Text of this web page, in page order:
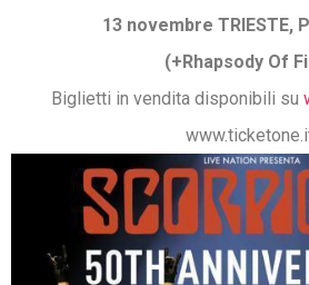
13 novembre TRIESTE,
(+Rhapsody Of
Biglietti in vendita disponibili su